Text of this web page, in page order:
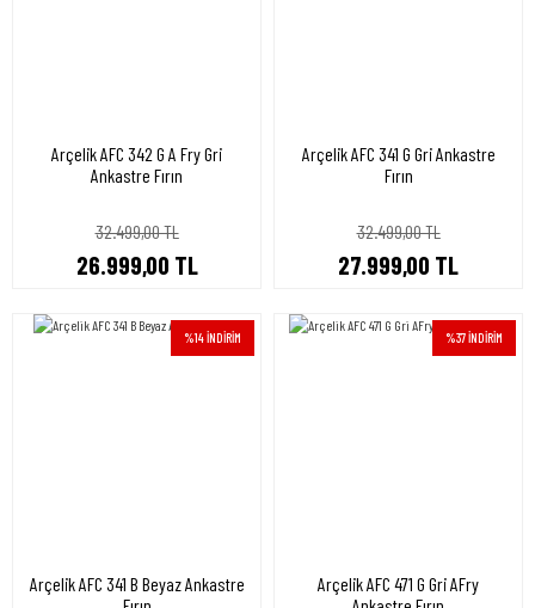
Arçelik AFC 342 G A Fry Gri
Ankastre Fırın
32.499,00 TL
26.999,00 TL
Arçelik AFC 341 G Gri Ankastre
Fırın
32.499,00 TL
27.999,00 TL
%14 İNDİRİM
Arçelik AFC 341 B Beyaz Ankastre
%37 İNDİRİM
Arçelik AFC 471 G Gri AFry